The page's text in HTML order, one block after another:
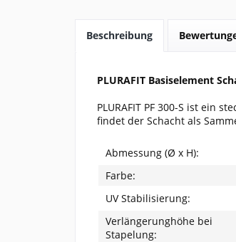
Beschreibung
PLURAFIT Basiselement
PLURAFIT PF 300-S ist ein
findet der Schacht als
Abmessung (Ø x H):
Farbe:
UV Stabilisierung:
Verlängerunghöhe bei
Stapelung: